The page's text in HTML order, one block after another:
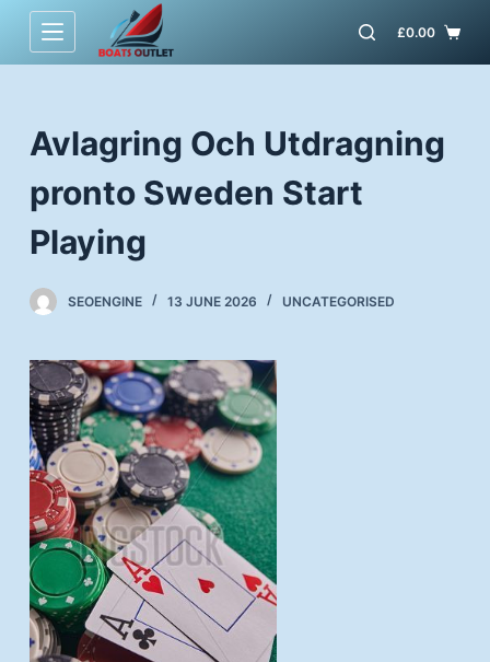
k
o
e
£0.00
Avlagring Och Utdragning
pronto Sweden Start
Playing
SEOENGINE 13 JUNE 2026 UNCATEGORISED